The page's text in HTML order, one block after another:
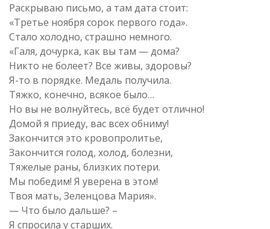
Раскрываю письмо, а там дата стоит:
«Третье ноября сорок первого года».
Стало холодно, страшно немного.
«Галя, дочурка, как вы там — дома?
Никто не болеет? Все живы, здоровы?
Я-то в порядке. Медаль получила.
Тяжко, конечно, всякое было…
Но вы не волнуйтесь, всё будет отлично!
Домой я приеду, вас всех обниму!
Закончится это кровопролитье,
Закончится голод, холод, болезни,
Тяжелые раны, близких потери.
Мы победим! Я уверена в этом!
Твоя мать, Зеленцова Мария».
— Что было дальше? –
Я спросила у старших.